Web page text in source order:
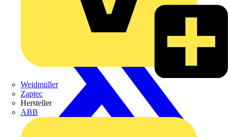
Weidmüller
Zaptec
Hersteller
ABB